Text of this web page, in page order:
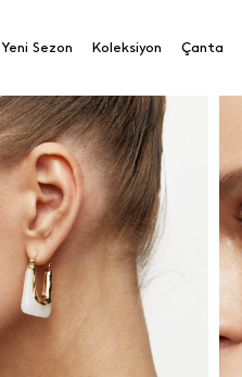
Yeni Sezon Koleksiyon Çanta